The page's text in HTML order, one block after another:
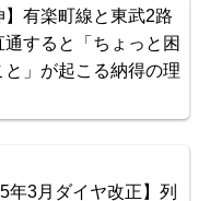
増補版
】有楽町線と東武2路
通すると「ちょっと困
と」が起こる納得の理
年3月ダイヤ改正】列